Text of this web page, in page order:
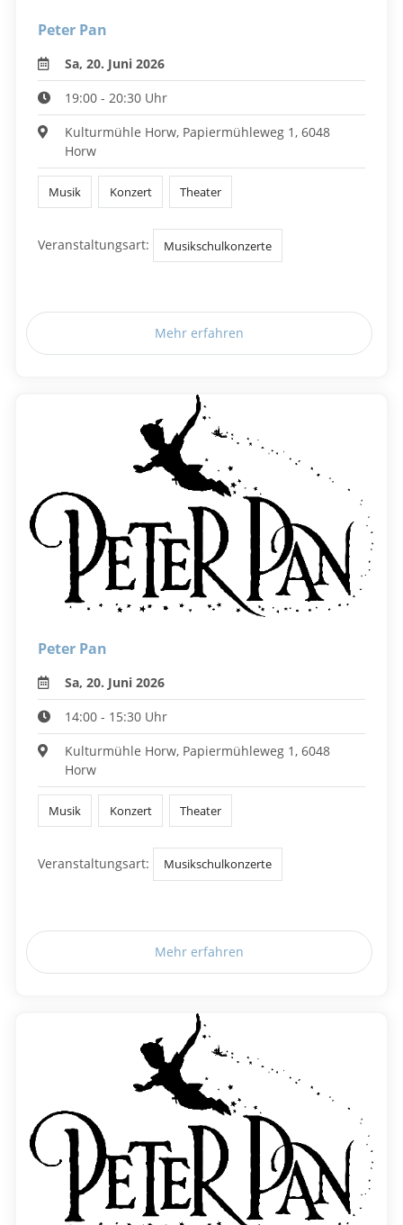
Peter Pan
Sa, 20. Juni 2026
19:00 - 20:30 Uhr
Kulturmühle Horw, Papiermühleweg 1, 6048
Horw
Musik Konzert Theater
Veranstaltungsart: Musikschulkonzerte
Mehr erfahren
Peter Pan
Sa, 20. Juni 2026
14:00 - 15:30 Uhr
Kulturmühle Horw, Papiermühleweg 1, 6048
Horw
Musik Konzert Theater
Veranstaltungsart: Musikschulkonzerte
Mehr erfahren